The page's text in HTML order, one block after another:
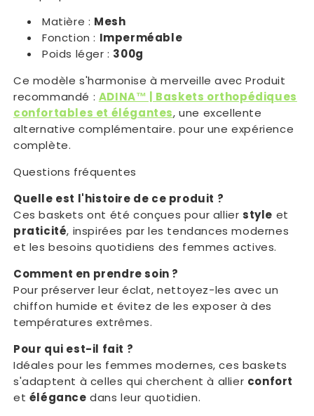
Matière : Mesh
Fonction : Imperméable
Poids léger : 300g
Ce modèle s'harmonise à merveille avec Produit
recommandé : ADINA™ | Baskets orthopédiques
confortables et élégantes, une excellente
alternative complémentaire. pour une expérience
complète.
Questions fréquentes
Quelle est l'histoire de ce produit ?
Ces baskets ont été conçues pour allier style et
praticité, inspirées par les tendances modernes
et les besoins quotidiens des femmes actives.
Comment en prendre soin ?
Pour préserver leur éclat, nettoyez-les avec un
chiffon humide et évitez de les exposer à des
températures extrêmes.
Pour qui est-il fait ?
Idéales pour les femmes modernes, ces baskets
s'adaptent à celles qui cherchent à allier confort
et élégance dans leur quotidien.